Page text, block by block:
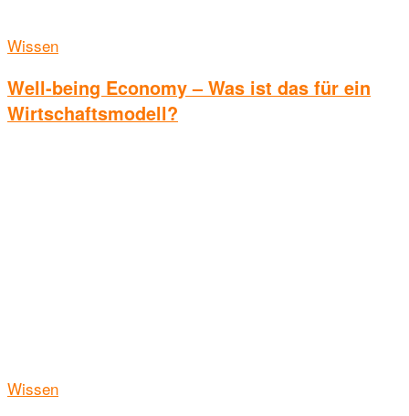
Wissen
Well-being Economy – Was ist das für ein
Wirtschaftsmodell?
Wissen